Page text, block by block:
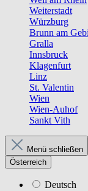
Weiterstadt
Würzburg
Brunn am
Gralla
Innsbruck
Klagenfurt
Linz
St. Valentin
Wien
Wien-Auhof
Sankt Vith
Menü schließen
Österreich
Deutsch